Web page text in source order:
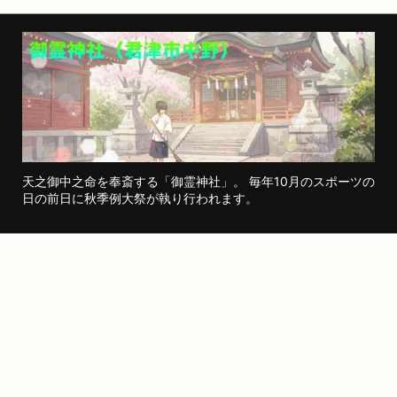
天之御中之命を奉斎する「御霊神社」。 毎年10月のスポーツの
日の前日に秋季例大祭が執り行われます。